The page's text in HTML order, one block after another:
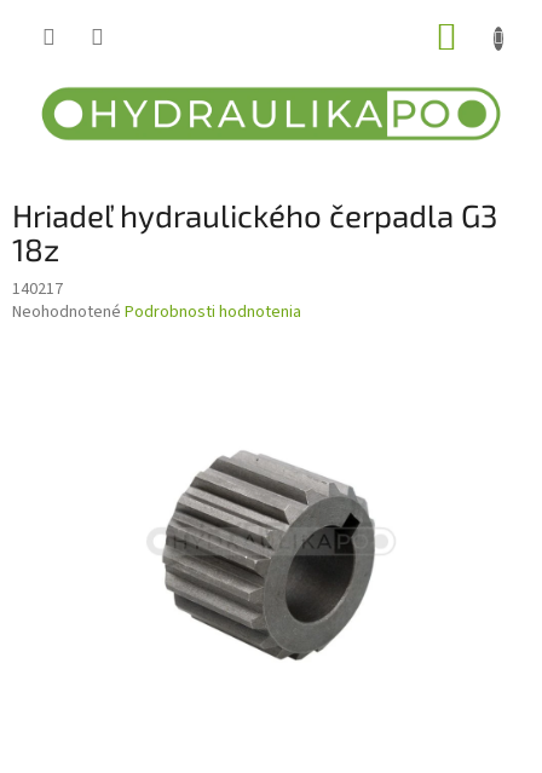
Hriadeľ hydraulického čerpadla G3
18z
140217
Priemerné
Neohodnotené Podrobnosti hodnotenia